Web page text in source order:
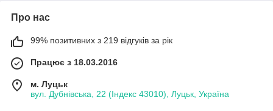
Про нас
99% позитивних з 219 відгуків за рік
Працює з 18.03.2016
м. Луцьк
вул. Дубнівська, 22 (Індекс 43010), Луцьк, Україна